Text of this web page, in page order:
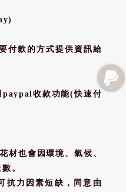
付款的方式提供資訊給
paypal收款功能(快速付
材也會因環境、氣候、
。
抗力因素短缺，同意由